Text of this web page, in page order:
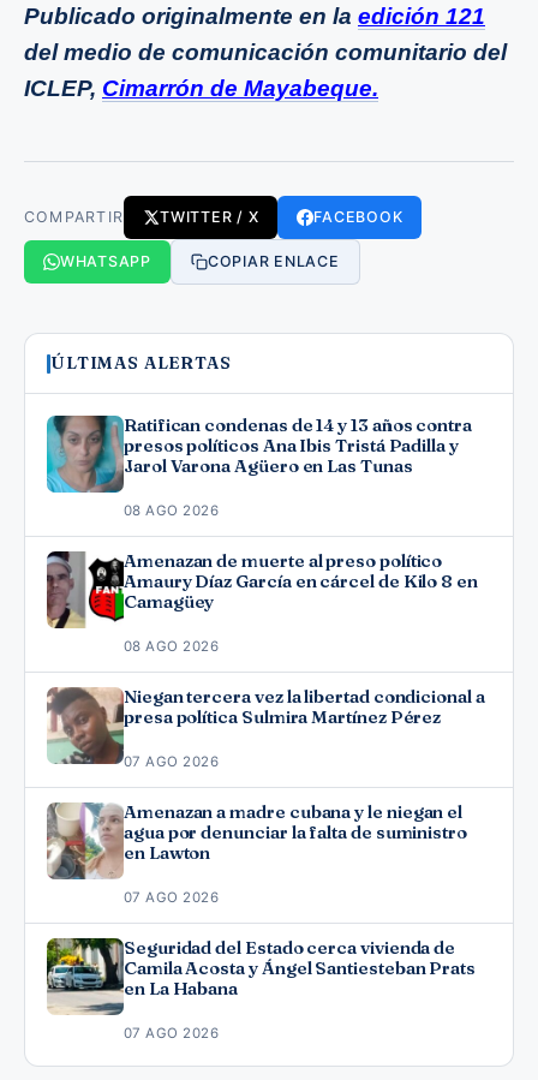
Publicado originalmente en la edición 121
del medio de comunicación comunitario del
ICLEP, Cimarrón de Mayabeque.
COMPARTIR TWITTER / X FACEBOOK
WHATSAPP COPIAR ENLACE
ÚLTIMAS ALERTAS
Ratifican condenas de 14 y 13 años contra
presos políticos Ana Ibis Tristá Padilla y
Jarol Varona Agüero en Las Tunas
08 AGO 2026
Amenazan de muerte al preso político
Amaury Díaz García en cárcel de Kilo 8 en
Camagüey
08 AGO 2026
Niegan tercera vez la libertad condicional a
presa política Sulmira Martínez Pérez
07 AGO 2026
Amenazan a madre cubana y le niegan el
agua por denunciar la falta de suministro
en Lawton
07 AGO 2026
Seguridad del Estado cerca vivienda de
Camila Acosta y Ángel Santiesteban Prats
en La Habana
07 AGO 2026